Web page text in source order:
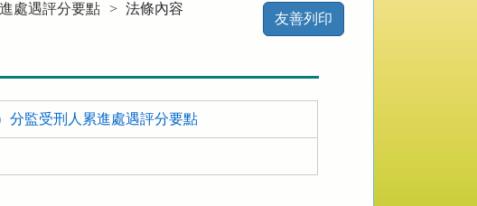
處遇評分要點 法條內容
友善列印
分監受刑人累進處遇評分要點